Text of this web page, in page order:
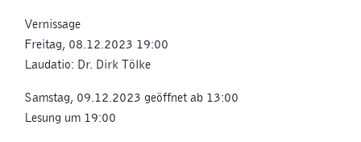
Vernissage
Freitag, 08.12.2023 19:00
Laudatio: Dr. Dirk Tölke
Samstag, 09.12.2023 geöffnet ab 13:00
Lesung um 19:00